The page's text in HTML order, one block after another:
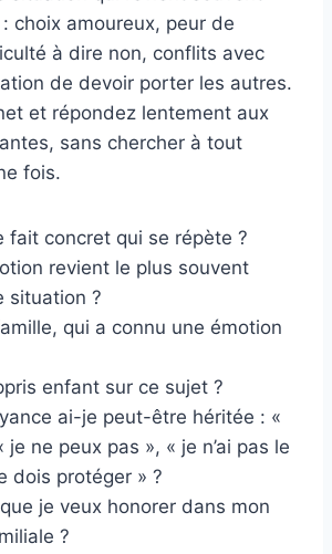
choix amoureux, peur de
à dire non, conflits avec
de devoir porter les autres.
et répondez lentement aux
sans chercher à tout
fois.
fait concret qui se répète ?
revient le plus souvent
situation ?
qui a connu une émotion
enfant sur ce sujet ?
ai-je peut-être héritée : «
je ne peux pas », « je n’ai pas le
dois protéger » ?
je veux honorer dans mon
?